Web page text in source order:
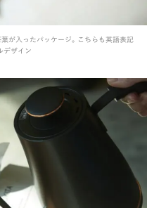
が入ったパッケージ。こちらも英語表記
デザイン